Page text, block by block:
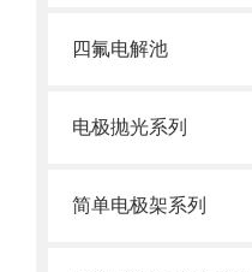
四氟电解池
电极抛光系列
简单电极架系列